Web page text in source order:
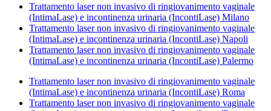
Trattamento laser non invasivo di ringiovanimento vaginale
(IntimaLase) e incontinenza urinaria (IncontiLase) Milano
Trattamento laser non invasivo di ringiovanimento vaginale
(IntimaLase) e incontinenza urinaria (IncontiLase) Napoli
Trattamento laser non invasivo di ringiovanimento vaginale
(IntimaLase) e incontinenza urinaria (IncontiLase) Palermo
Trattamento laser non invasivo di ringiovanimento vaginale
(IntimaLase) e incontinenza urinaria (IncontiLase) Roma
Trattamento laser non invasivo di ringiovanimento vaginale